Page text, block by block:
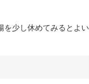
を少し休めてみるとよい